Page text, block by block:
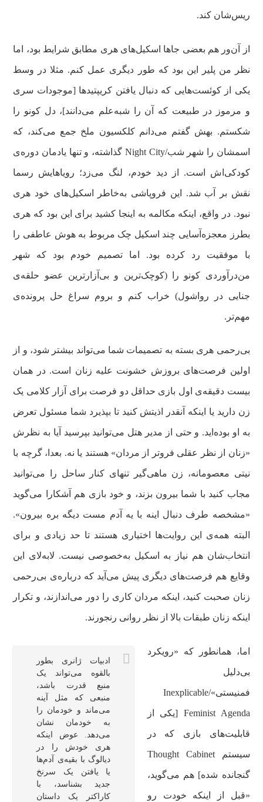
ریس‌شان کند.
از آن‌ور هم بعضی جاها اسکیل‌های هری مطابق شرایط بود، اما
نظر من پلیر این بود که طور دیگری عمل کنم. مثلا در وسط
یکی از کوئست‌هایی که دنبال یافتن کریپتیدها [موجودات سری
و مرموز در طبیعت که آن را شبه‌علم می‌دانند]، دل کونو را
شکستم. بهش گفتم می‌دانم کلکسیون ملخ جمع می‌کند، که
اسمشان را شهر شب/Night City گذاشته، و تنها یادمان دوره‌ی
کودکی‌اش است. از دید خودم،‌ لنگ می‌زد؛ رویاهایش رسما
نقش بر آب شد. این فروپاشی به‌خاطر اسکیل‌های خود هری
نبود. در واقع، اینکه مکالمه به اینجا کشید برای این بود که هری
بطرز معجزه‌آسایی چند اسکیل چک مربوط به هوش عاطفی را
با موفقیت رد کرده بود. اما تصمیم خودم بود که شهر
من‌درآوردی کونو را (کوچک‌ترین و بی‌آزارترین عضو حلقه‌ی
جنایی در رواشول) خراب کنم و بروم سراغ حل پرونده‌ی
مهم‌تر.
بی‌رحمی هری بسته به تصمیمات شما می‌تواند بیشتر شود، و از
اولین فرصت‌های بروزش خشونت‌ علیه زنان است. در همان
بیست دقیقه‌ی اول بازی حداقل دو فرصت برای آزار کلامی یک
زن دارید یا اینکه آنقدر اذیتش کنید تا بپذیرد شما مسئول تعرض
به او بوده‌اید. و حتی از مدیر هتل می‌توانید بپرسید آیا به نظرش
«زنان از نظر عقلی فروتر از مردان» هستند یا نه. بعدا، گرچه با
نیتی معصومانه، زن ماهی‌گیر تنهای کنار ساحل را می‌توانید
مجاب کنید با شما بیرون بزند، و خود بازی هم آشکارا می‌گوید
«مشخصه طرف دنبال اینه با یه آدم مست دیگه بره بیرون».
البته همه‌ی این روایت‌ها اختیاری هستند تا حد زیادی و برای
انتخاب‌شان هم نیاز به اسکیل به‌خصوصی نیست. لابه‌لای این
وقایع هم فرصت‌های دیگری پیش می‌آید که درباره‌ی بی‌رحمی
زنان صحبت کنید، اینکه مردان کاری را دور می‌اندازند، و تکرار
اینکه زنان طبقات بالا از نظر روانی رنجورند.
ادبیات ژانری بطور
بالقوه می‌تواند یک
منبع قدرت باشد،
منبعی که مثل آینه
می‌ماند و خودمان را
به خودمان نشان
می‌دهد. عوض اینکه
هری خودش را در
دیالوگ با بقیه‌ی آدم‌ها
یا یافتن یک سرنخ
جدید بشناسد، با
کاراکتر یک داستان
اما، همانطور که «رویکرد
بی‌دلیل
فمنیستی»/Inexplicable
Feminist Agenda [یکی از
قابلیت‌های بازی که در
سیستم Thought Cabinet
گنجانده شده] هم می‌گوید،
«قبل از اینکه خودت رو